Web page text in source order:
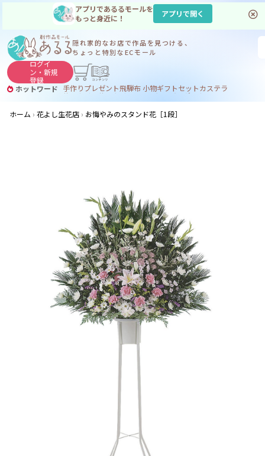
アプリであるるモールを
もっと身近に！
アプリで開く
隠れ家的なお店で作品を見つける、
ちょっと特別なECモール
ログイ
ン・新規
登録
ホットワード 手作りプレゼント飛騨布 小物ギフトセットカステラ
サヌカイト コーヒー
ジンギスカン
ホーム
花よし生花店 お悔やみのスタンド花［1段］